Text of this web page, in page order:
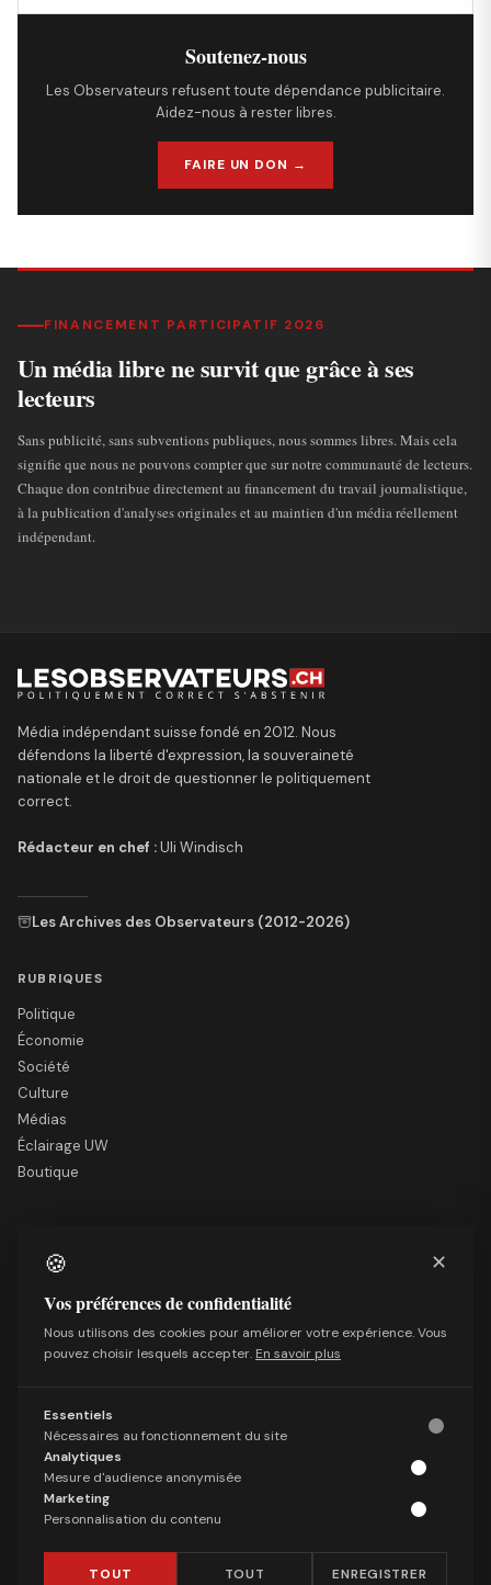
Soutenez-nous
Les Observateurs refusent toute dépendance publicitaire.
Aidez-nous à rester libres.
FAIRE UN DON →
FINANCEMENT PARTICIPATIF 2026
Un média libre ne survit que grâce à ses
lecteurs
Sans publicité, sans subventions publiques, nous sommes libres. Mais cela
signifie que nous ne pouvons compter que sur notre communauté de lecteurs.
Chaque don contribue directement au financement du travail journalistique,
à la publication d'analyses originales et au maintien d'un média réellement
indépendant.
Média indépendant suisse fondé en 2012. Nous
défendons la liberté d'expression, la souveraineté
nationale et le droit de questionner le politiquement
correct.
Rédacteur en chef :Uli Windisch
Les Archives des Observateurs (2012-2026)
RUBRIQUES
Politique
Économie
Société
Culture
Médias
Éclairage UW
Boutique
Nous soutenir
Mentions légales
Qui sommes-nous
Politique de confidentialité
SUIVRE
Facebook
X (Twitter)
Telegram
🍪 ✕
Vos préférences de confidentialité
Nous utilisons des cookies pour améliorer votre expérience. Vous
pouvez choisir lesquels accepter. En savoir plus
Essentiels
Nécessaires au fonctionnement du site
Analytiques
Mesure d'audience anonymisée
Marketing
Personnalisation du contenu
TOUT
TOUT
ENREGISTRER